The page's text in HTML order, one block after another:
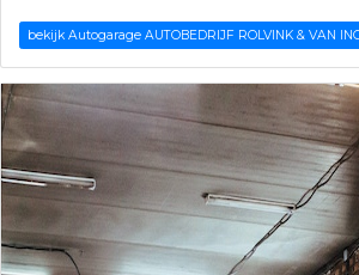
bekijk Autogarage AUTOBEDRIJF ROLVINK & VAN